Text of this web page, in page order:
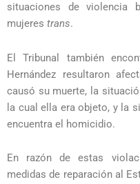
situaciones de violencia
mujeres trans.
El Tribunal también
Hernández resultaron
causó su muerte, la
la cual ella era objeto, y la
encuentra el homicidio.
En razón de estas
medidas de reparación al